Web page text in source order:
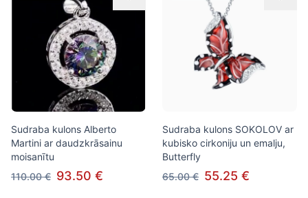
Sudraba kulons Alberto
Martini ar daudzkrāsainu
moisanītu
110.00 € 93.50 €
Sudraba kulons SOKOLOV ar
kubisko cirkoniju un emalju,
Butterfly
65.00 € 55.25 €